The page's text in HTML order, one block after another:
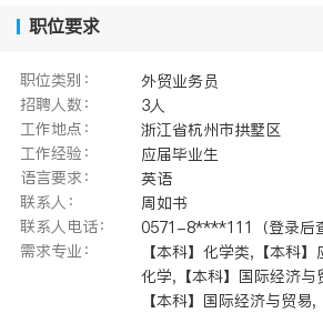
职位要求
职位类别：
外贸业务员
招聘人数：
3人
工作地点：
浙江省杭州市拱墅区
工作经验：
应届毕业生
语言要求：
英语
联系人：
周如书
联系人电话：
0571-8****111（登录后
需求专业：
【本科】化学类,【本科
化学,【本科】国际经济
【本科】国际经济与贸易,